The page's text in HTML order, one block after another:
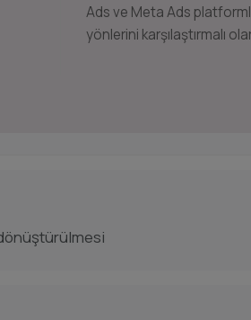
Ads ve Meta Ads
yönlerini karşılaştırmalı